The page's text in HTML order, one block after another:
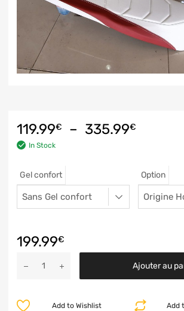
119.99€ – 335.99€
In Stock
Gel confort Option
199.99€
Ajouter au
Add
Add to Wishlist